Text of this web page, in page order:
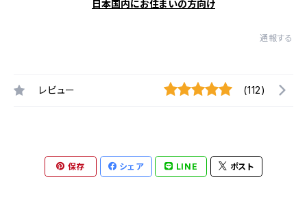
日本国内にお住まいの方向け
通報する
レビュー (112)
保存 シェア LINE ポスト